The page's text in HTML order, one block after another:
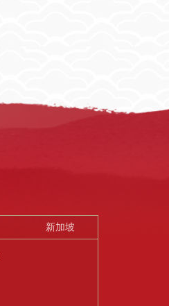
新加坡